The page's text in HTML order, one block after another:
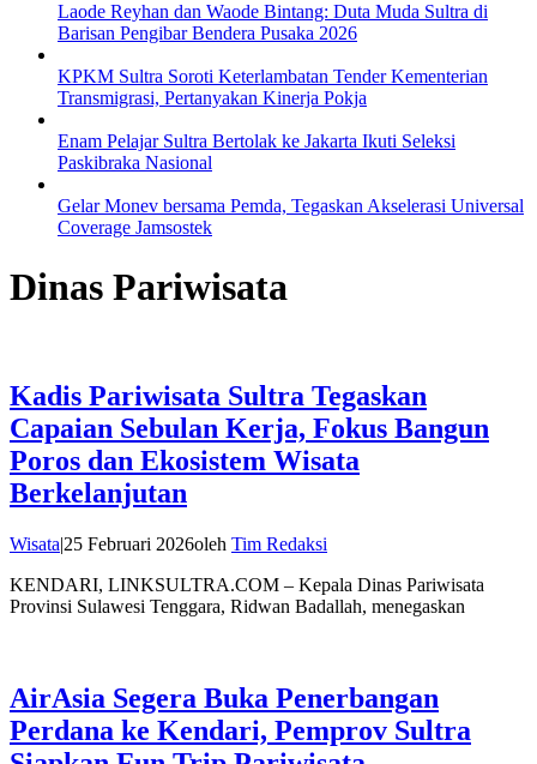
Laode Reyhan dan Waode Bintang: Duta Muda Sultra di
Barisan Pengibar Bendera Pusaka 2026
KPKM Sultra Soroti Keterlambatan Tender Kementerian
Transmigrasi, Pertanyakan Kinerja Pokja
Enam Pelajar Sultra Bertolak ke Jakarta Ikuti Seleksi
Paskibraka Nasional
Gelar Monev bersama Pemda, Tegaskan Akselerasi Universal
Coverage Jamsostek
Dinas Pariwisata
Kadis Pariwisata Sultra Tegaskan
Capaian Sebulan Kerja, Fokus Bangun
Poros dan Ekosistem Wisata
Berkelanjutan
Wisata|25 Februari 2026oleh Tim Redaksi
KENDARI, LINKSULTRA.COM – Kepala Dinas Pariwisata
Provinsi Sulawesi Tenggara, Ridwan Badallah, menegaskan
AirAsia Segera Buka Penerbangan
Perdana ke Kendari, Pemprov Sultra